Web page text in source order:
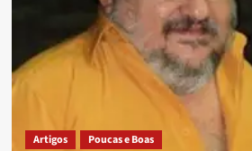
Artigos Poucas e Boas